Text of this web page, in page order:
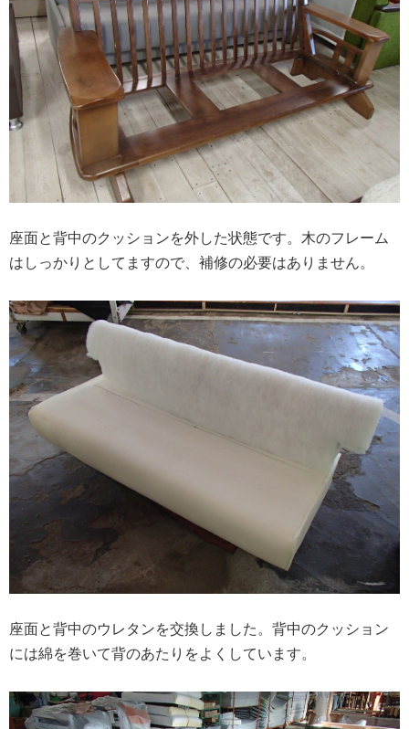
座面と背中のクッションを外した状態です。木のフレーム
はしっかりとしてますので、補修の必要はありません。
座面と背中のウレタンを交換しました。背中のクッション
には綿を巻いて背のあたりをよくしています。